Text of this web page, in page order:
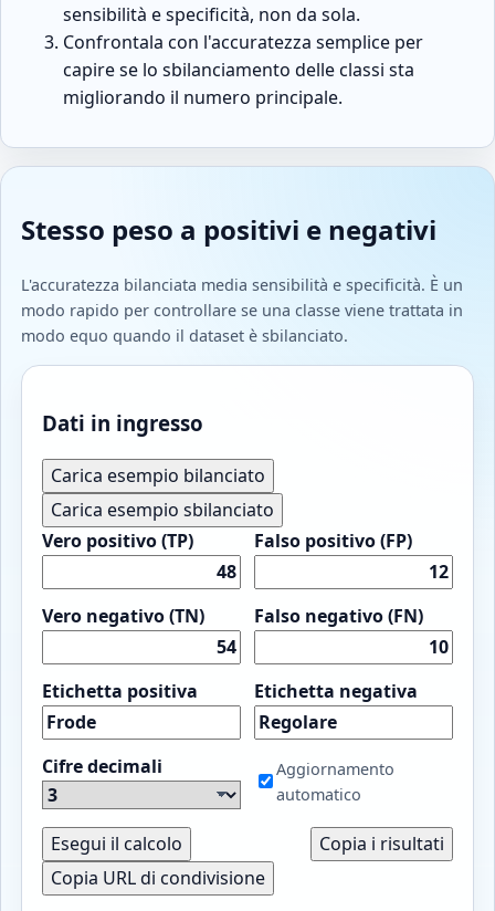
sensibilità e specificità, non da sola.
Confrontala con l'accuratezza semplice per
capire se lo sbilanciamento delle classi sta
migliorando il numero principale.
Stesso peso a positivi e negativi
L'accuratezza bilanciata media sensibilità e specificità. È un
modo rapido per controllare se una classe viene trattata in
modo equo quando il dataset è sbilanciato.
Dati in ingresso
Carica esempio bilanciato
Carica esempio sbilanciato
Vero positivo (TP)
Falso positivo (FP)
Vero negativo (TN) Falso negativo (FN)
Etichetta positiva Etichetta negativa
Cifre decimali
Aggiornamento
automatico
Esegui il calcolo
Copia i risultati
Copia URL di condivisione